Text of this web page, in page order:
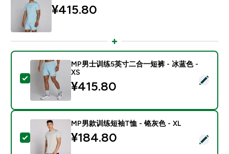
¥415.80‎
Select this product - MP男士训练5英寸二合一短裤 -
MP男士训练5英寸二合一短裤 - 冰蓝色 -
XS
¥415.80‎
Select this product - MP男款训练短袖T恤 - 铬灰色 -
MP男款训练短袖T恤 - 铬灰色 - XL
¥184.80‎